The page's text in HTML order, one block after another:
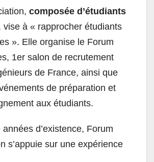
composée d’étudiants
vise à « rapprocher étudiants
». Elle organise le Forum
1er salon de recrutement
de France, ainsi que
de préparation et
aux étudiants.
d’existence, Forum
s’appuie sur une expérience